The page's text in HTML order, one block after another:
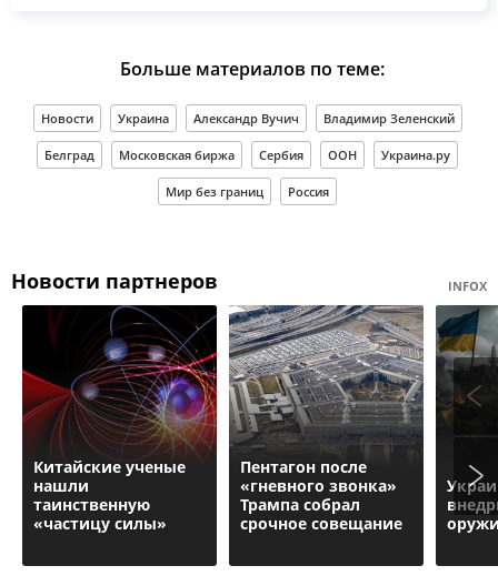
Больше материалов по теме:
Новости Украина Александр Вучич Владимир Зеленский
Белград Московская биржа Сербия ООН Украина.ру
Мир без границ Россия
Новости партнеров INFOX
Китайские ученые
нашли
таинственную
«частицу силы»
Пентагон после
«гневного звонка»
Трампа собрал
срочное совещание